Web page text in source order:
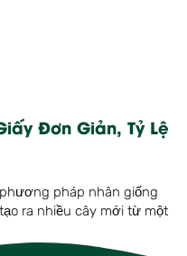
Đơn Giản, Tỷ Lệ
pháp nhân giống
ra nhiều cây mới từ một